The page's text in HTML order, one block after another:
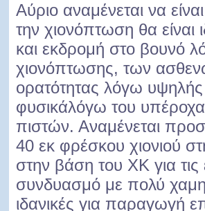
Αύριο αναμένεται να
την χιονόπτωση θα είναι
και εκδρομή στο βουνό
χιονόπτωσης, των
ορατότητας λόγω
φυσικάλόγω του υπέροχα
πιστών. Αναμένεται
40 εκ φρέσκου χιονιού
στην βάση του ΧΚ για
συνδυασμό με πολύ
ιδανικές για παραγωγή